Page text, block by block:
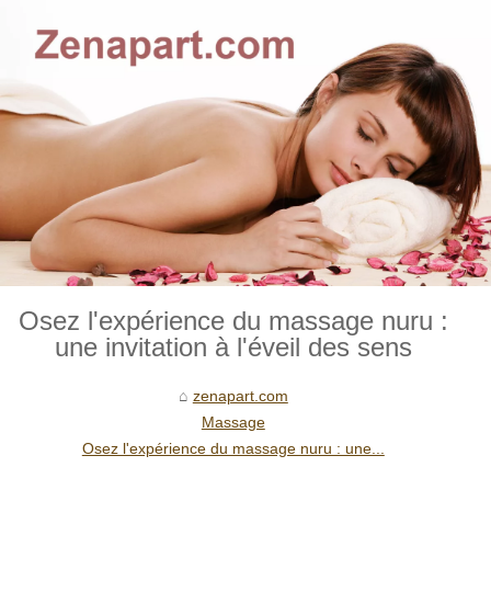
Osez l'expérience du massage nuru :
une invitation à l'éveil des sens
zenapart.com
Massage
Osez l'expérience du massage nuru : une...